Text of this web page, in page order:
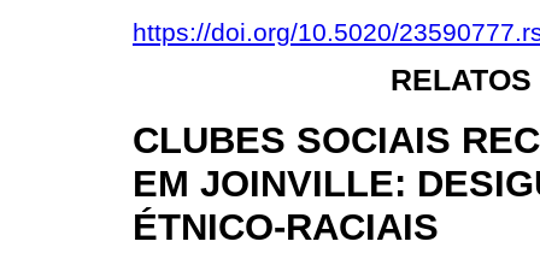
https://doi.org/10.5020/
CLUBES SOCIAIS
EM JOINVILLE:
ÉTNICO-RACIAIS